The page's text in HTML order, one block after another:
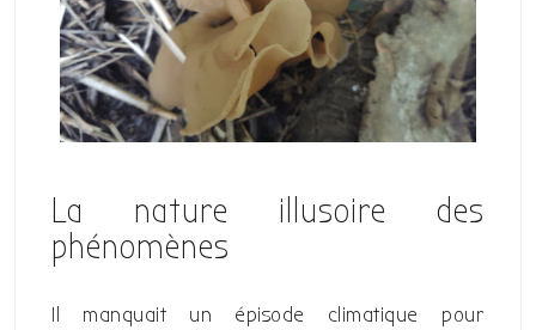
La nature illusoire des
phénomènes
Il manquait un épisode climatique pour